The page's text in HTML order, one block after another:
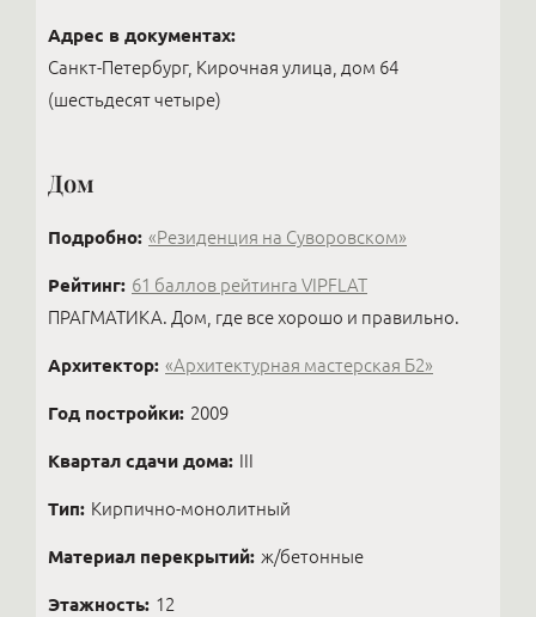
Адрес в документах:
Санкт-Петербург, Кирочная улица, дом 64
(шестьдесят четыре)
Дом
Подробно: «Резиденция на Суворовском»
Рейтинг: 61 баллов рейтинга VIPFLAT
ПРАГМАТИКА. Дом, где все хорошо и правильно.
Архитектор: «Архитектурная мастерская Б2»
Год постройки: 2009
Квартал сдачи дома: III
Тип: Кирпично-монолитный
Материал перекрытий: ж/бетонные
Этажность: 12